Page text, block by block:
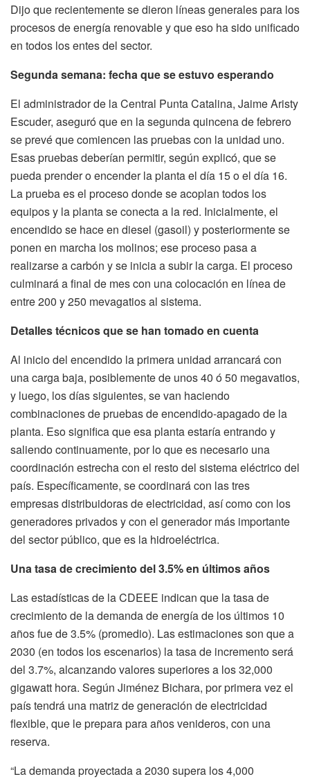
Dijo que recientemente se dieron líneas generales para los
procesos de energía renovable y que eso ha sido unificado
en todos los entes del sector.
Segunda semana: fecha que se estuvo esperando
El administrador de la Central Punta Catalina, Jaime Aristy
Escuder, aseguró que en la segunda quincena de febrero
se prevé que comiencen las pruebas con la unidad uno.
Esas pruebas deberían permitir, según explicó, que se
pueda prender o encender la planta el día 15 o el día 16.
La prueba es el proceso donde se acoplan todos los
equipos y la planta se conecta a la red. Inicialmente, el
encendido se hace en diesel (gasoil) y posteriormente se
ponen en marcha los molinos; ese proceso pasa a
realizarse a carbón y se inicia a subir la carga. El proceso
culminará a final de mes con una colocación en línea de
entre 200 y 250 mevagatios al sistema.
Detalles técnicos que se han tomado en cuenta
Al inicio del encendido la primera unidad arrancará con
una carga baja, posiblemente de unos 40 ó 50 megavatios,
y luego, los días siguientes, se van haciendo
combinaciones de pruebas de encendido-apagado de la
planta. Eso significa que esa planta estaría entrando y
saliendo continuamente, por lo que es necesario una
coordinación estrecha con el resto del sistema eléctrico del
país. Específicamente, se coordinará con las tres
empresas distribuidoras de electricidad, así como con los
generadores privados y con el generador más importante
del sector público, que es la hidroeléctrica.
Una tasa de crecimiento del 3.5% en últimos años
Las estadísticas de la CDEEE indican que la tasa de
crecimiento de la demanda de energía de los últimos 10
años fue de 3.5% (promedio). Las estimaciones son que a
2030 (en todos los escenarios) la tasa de incremento será
del 3.7%, alcanzando valores superiores a los 32,000
gigawatt hora. Según Jiménez Bichara, por primera vez el
país tendrá una matriz de generación de electricidad
flexible, que le prepara para años venideros, con una
reserva.
“La demanda proyectada a 2030 supera los 4,000